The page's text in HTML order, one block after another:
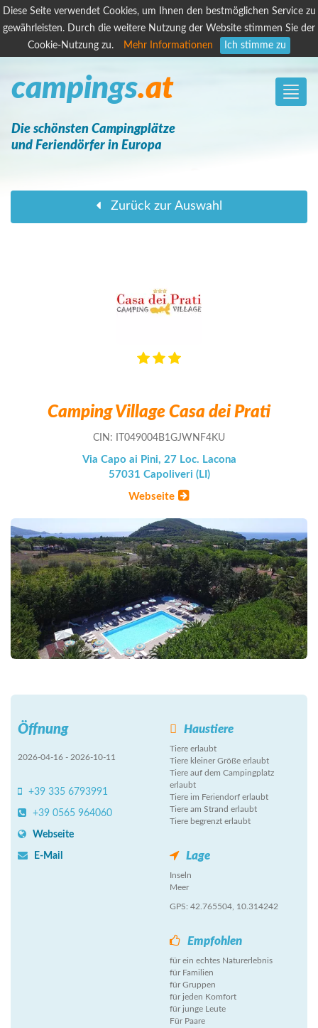
Diese Seite verwendet Cookies, um Ihnen den bestmöglichen Service zu
gewährleisten. Durch die weitere Nutzung der Website stimmen Sie der
Cookie-Nutzung zu.
Mehr Informationen Ich stimme zu
Toggle
campings.at
Die schönsten Campingplätze
und Feriendörfer in Europa
Zurück zur Auswahl
Camping Village Casa dei Prati
CIN: IT049004B1GJWNF4KU
Via Capo ai Pini, 27 Loc. Lacona
57031 Capoliveri (LI)
Webseite
Öffnung
2026-04-16 - 2026-10-11
+39 335 6793991
+39 0565 964060
Webseite
E-Mail
Haustiere
Tiere erlaubt
Tiere kleiner Größe erlaubt
Tiere auf dem Campingplatz
erlaubt
Tiere im Feriendorf erlaubt
Tiere am Strand erlaubt
Tiere begrenzt erlaubt
Lage
Inseln
Meer
GPS: 42.765504, 10.314242
Empfohlen
für ein echtes Naturerlebnis
für Familien
für Gruppen
für jeden Komfort
für junge Leute
Für Paare